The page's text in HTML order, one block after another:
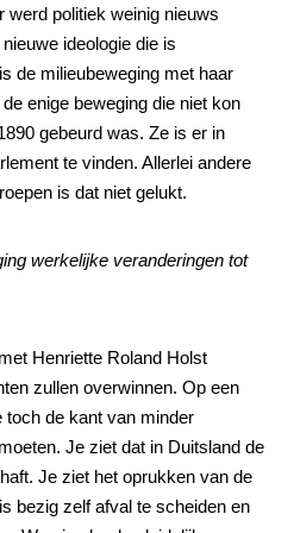
werd politiek weinig nieuws
ideologie die is
de milieubeweging met haar
enige beweging die niet kon
gebeurd was. Ze is er in
te vinden. Allerlei andere
is dat niet gelukt.
werkelijke veranderingen tot
Henriette Roland Holst
zullen overwinnen. Op een
de kant van minder
Je ziet dat in Duitsland de
Je ziet het oprukken van de
bezig zelf afval te scheiden en